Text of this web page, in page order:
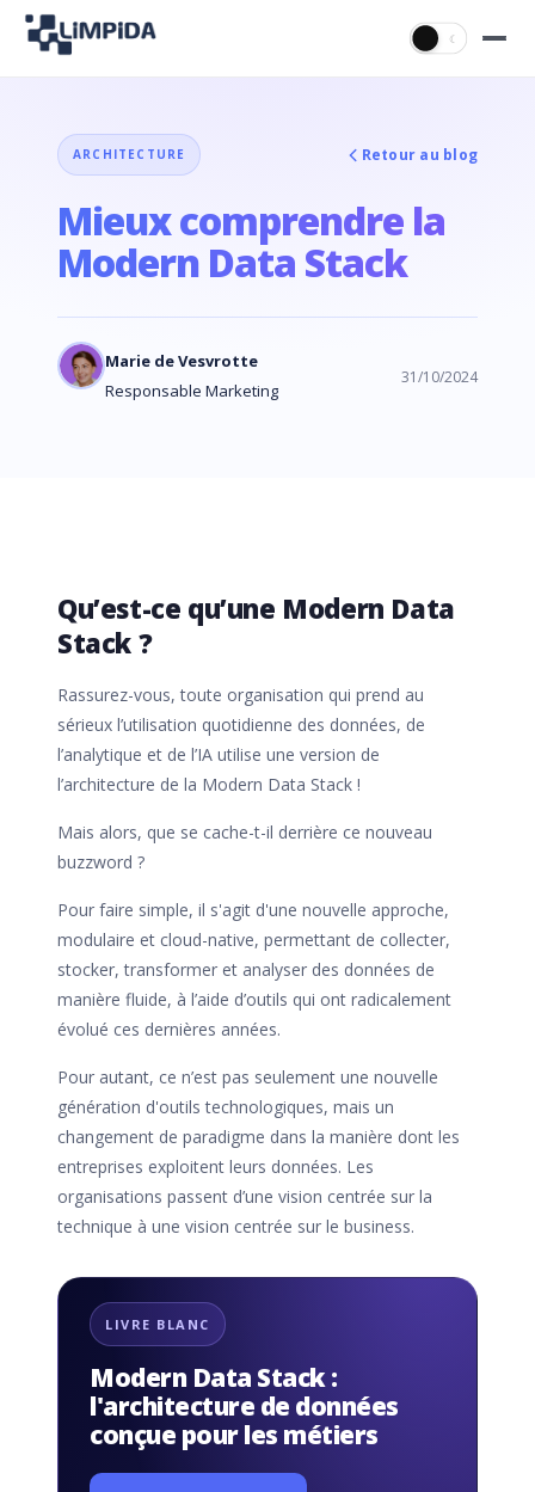
☾
ARCHITECTURE Retour au blog
Mieux comprendre la
Modern Data Stack
Marie de Vesvrotte
Responsable Marketing
31/10/2024
Qu’est-ce qu’une Modern Data
Stack ?
Rassurez-vous, toute organisation qui prend au
sérieux l’utilisation quotidienne des données, de
l’analytique et de l’IA utilise une version de
l’architecture de la Modern Data Stack !
Mais alors, que se cache-t-il derrière ce nouveau
buzzword ?
Pour faire simple, il s'agit d'une nouvelle approche,
modulaire et cloud-native, permettant de collecter,
stocker, transformer et analyser des données de
manière fluide, à l’aide d’outils qui ont radicalement
évolué ces dernières années.
Pour autant, ce n’est pas seulement une nouvelle
génération d'outils technologiques, mais un
changement de paradigme dans la manière dont les
entreprises exploitent leurs données. Les
organisations passent d’une vision centrée sur la
technique à une vision centrée sur le business.
LIVRE BLANC
Modern Data Stack :
l'architecture de données
conçue pour les métiers